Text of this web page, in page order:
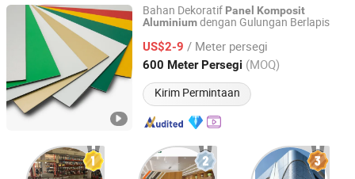
Bahan Dekoratif Panel Komposit
Aluminiumdengan Gulungan Berlapis
US$2-9 / Meter persegi
600 Meter Persegi (MOQ)
Kirim Permintaan
Henan Jixiang Industry Co., Ltd.
Henan, China Harga mulai 2017